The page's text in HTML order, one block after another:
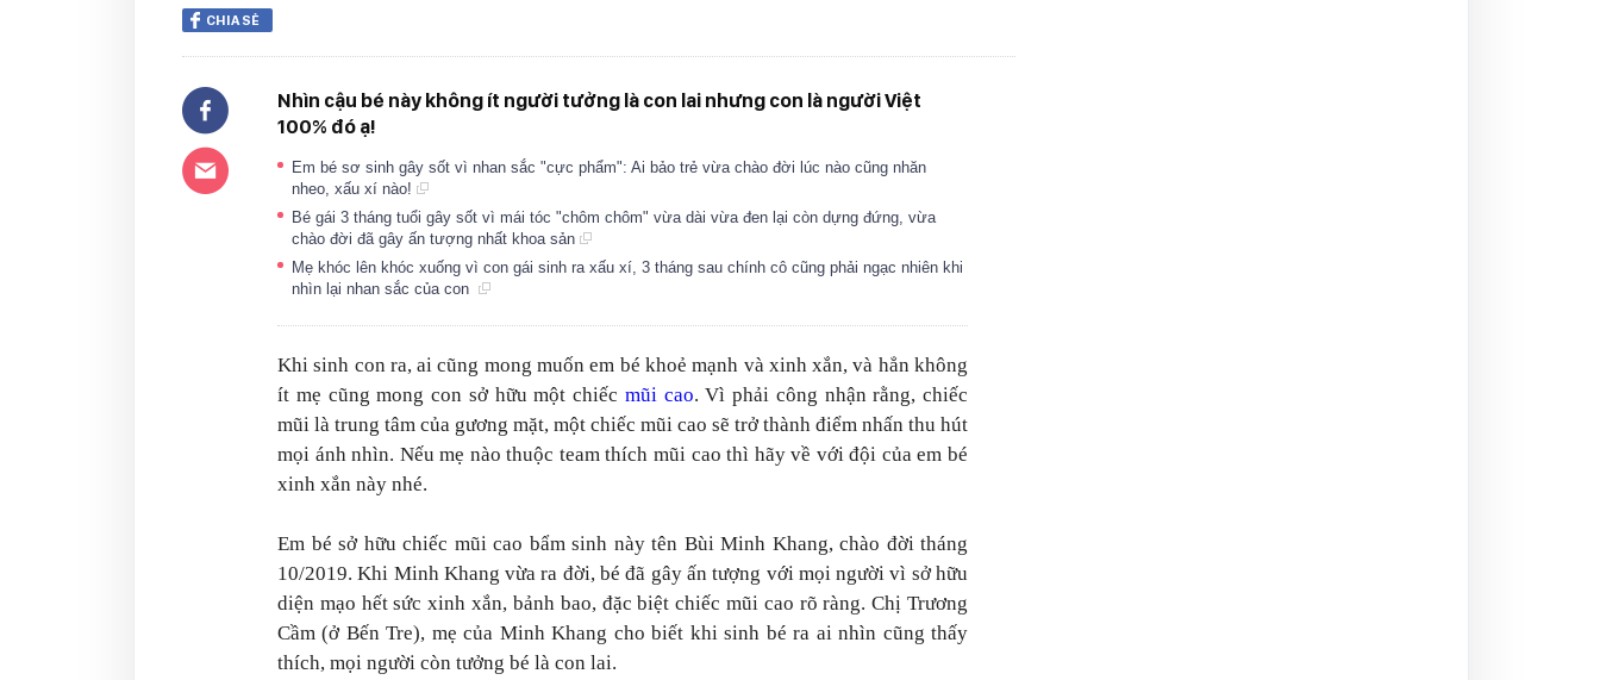
CHIA SẺ
Nhìn cậu bé này không ít người tưởng là con lai nhưng con là người Việt
100% đó ạ!
Em bé sơ sinh gây sốt vì nhan sắc "cực phẩm": Ai bảo trẻ vừa chào đời lúc nào cũng nhăn
nheo, xấu xí nào!
Bé gái 3 tháng tuổi gây sốt vì mái tóc "chôm chôm" vừa dài vừa đen lại còn dựng đứng, vừa
chào đời đã gây ấn tượng nhất khoa sản
Mẹ khóc lên khóc xuống vì con gái sinh ra xấu xí, 3 tháng sau chính cô cũng phải ngạc nhiên khi
nhìn lại nhan sắc của con
Khi sinh con ra, ai cũng mong muốn em bé khoẻ mạnh và xinh xắn, và hẳn không
ít mẹ cũng mong con sở hữu một chiếc mũi cao. Vì phải công nhận rằng, chiếc
mũi là trung tâm của gương mặt, một chiếc mũi cao sẽ trở thành điểm nhấn thu hút
mọi ánh nhìn. Nếu mẹ nào thuộc team thích mũi cao thì hãy về với đội của em bé
xinh xắn này nhé.
Em bé sở hữu chiếc mũi cao bẩm sinh này tên Bùi Minh Khang, chào đời tháng
10/2019. Khi Minh Khang vừa ra đời, bé đã gây ấn tượng với mọi người vì sở hữu
diện mạo hết sức xinh xắn, bảnh bao, đặc biệt chiếc mũi cao rõ ràng. Chị Trương
Cầm (ở Bến Tre), mẹ của Minh Khang cho biết khi sinh bé ra ai nhìn cũng thấy
thích, mọi người còn tưởng bé là con lai.